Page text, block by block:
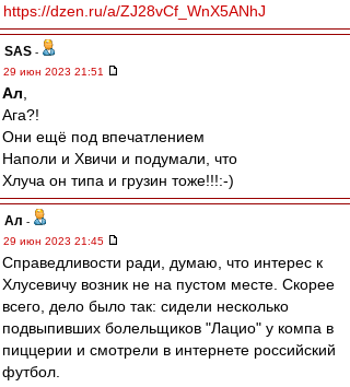
https://dzen.ru/a/ZJ28vCf_WnX5ANhJ
SAS -
29 июн 2023 21:51
Ал
Ага?!
Они ещё под впечатлением
Наполи и Хвичи и подумали, что
Хлуча он типа и грузин тоже!!!:-)
Ал -
29 июн 2023 21:45
Справедливости ради, думаю, что интерес к
Хлусевичу возник не на пустом месте. Скорее
всего, дело было так: сидели несколько
подвыпивших болельщиков "Лацио" у компа в
пиццерии и смотрели в интернете российский
футбол.